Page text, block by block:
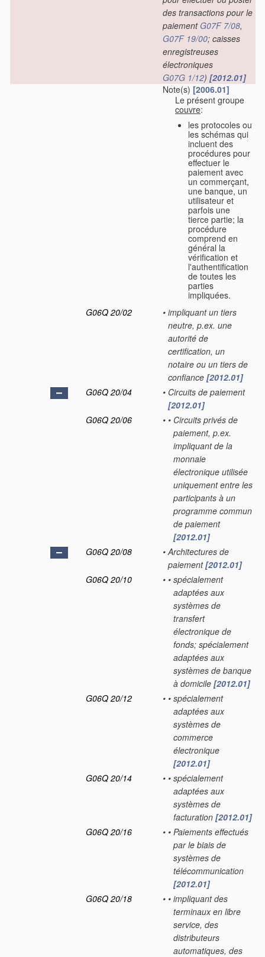
des transactions pour le
paiement G07F 7/08,
G07F 19/00; caisses
enregistreuses
électroniques
G07G 1/12) [2012.01]
Note(s) [2006.01]
Le présent groupe
couvre:
les protocoles ou
les schémas qui
incluent des
procédures pour
effectuer le
paiement avec
un commerçant,
une banque, un
utilisateur et
parfois une
tierce partie; la
procédure
comprend en
général la
vérification et
l'authentification
de toutes les
parties
impliquées.
G06Q 20/02
• impliquant un tiers
neutre, p.ex. une
autorité de
certification, un
notaire ou un tiers de
confiance [2012.01]
G06Q 20/04
• Circuits de paiement
[2012.01]
G06Q 20/06
• • Circuits privés de
paiement, p.ex.
impliquant de la
monnaie
électronique utilisée
uniquement entre les
participants à un
programme commun
de paiement
[2012.01]
G06Q 20/08
• Architectures de
paiement[2012.01]
G06Q 20/10
• • spécialement
adaptées aux
systèmes de
transfert
électronique de
fonds; spécialement
adaptées aux
systèmes de banque
à domicile [2012.01]
G06Q 20/12
• • spécialement
adaptées aux
systèmes de
commerce
électronique
[2012.01]
G06Q 20/14
• • spécialement
adaptées aux
systèmes de
facturation [2012.01]
G06Q 20/16
• • Paiements effectués
par le biais de
systèmes de
télécommunication
[2012.01]
G06Q 20/18
• • impliquant des
terminaux en libre
service, des
distributeurs
automatiques, des